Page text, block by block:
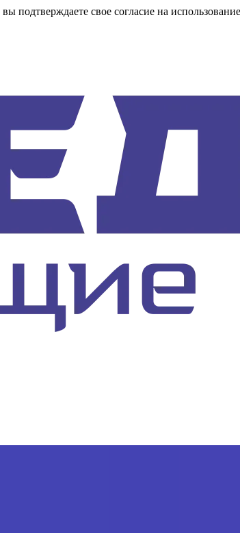
свое согласие на